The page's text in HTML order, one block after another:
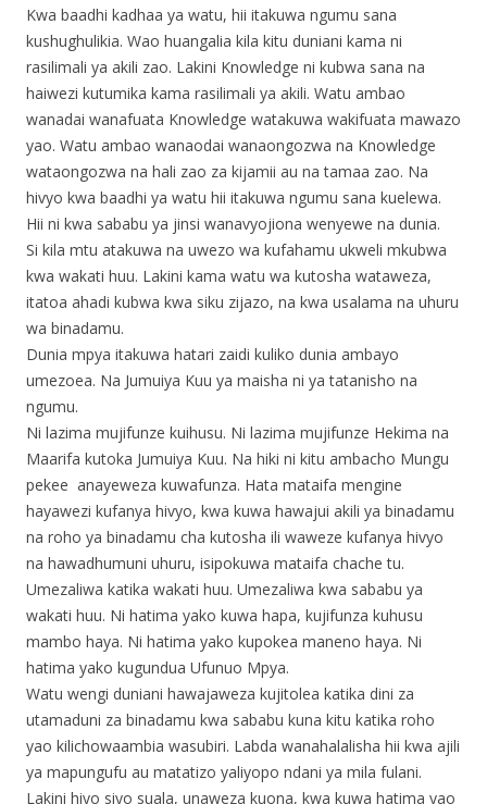
Kwa baadhi kadhaa ya watu, hii itakuwa ngumu sana
kushughulikia. Wao huangalia kila kitu duniani kama ni
rasilimali ya akili zao. Lakini Knowledge ni kubwa sana na
haiwezi kutumika kama rasilimali ya akili. Watu ambao
wanadai wanafuata Knowledge watakuwa wakifuata mawazo
yao. Watu ambao wanaodai wanaongozwa na Knowledge
wataongozwa na hali zao za kijamii au na tamaa zao. Na
hivyo kwa baadhi ya watu hii itakuwa ngumu sana kuelewa.
Hii ni kwa sababu ya jinsi wanavyojiona wenyewe na dunia.
Si kila mtu atakuwa na uwezo wa kufahamu ukweli mkubwa
kwa wakati huu. Lakini kama watu wa kutosha wataweza,
itatoa ahadi kubwa kwa siku zijazo, na kwa usalama na uhuru
wa binadamu.
Dunia mpya itakuwa hatari zaidi kuliko dunia ambayo
umezoea. Na Jumuiya Kuu ya maisha ni ya tatanisho na
ngumu.
Ni lazima mujifunze kuihusu. Ni lazima mujifunze Hekima na
Maarifa kutoka Jumuiya Kuu. Na hiki ni kitu ambacho Mungu
pekee anayeweza kuwafunza. Hata mataifa mengine
hayawezi kufanya hivyo, kwa kuwa hawajui akili ya binadamu
na roho ya binadamu cha kutosha ili waweze kufanya hivyo
na hawadhumuni uhuru, isipokuwa mataifa chache tu.
Umezaliwa katika wakati huu. Umezaliwa kwa sababu ya
wakati huu. Ni hatima yako kuwa hapa, kujifunza kuhusu
mambo haya. Ni hatima yako kupokea maneno haya. Ni
hatima yako kugundua Ufunuo Mpya.
Watu wengi duniani hawajaweza kujitolea katika dini za
utamaduni za binadamu kwa sababu kuna kitu katika roho
yao kilichowaambia wasubiri. Labda wanahalalisha hii kwa ajili
ya mapungufu au matatizo yaliyopo ndani ya mila fulani.
Lakini hiyo siyo suala, unaweza kuona, kwa kuwa hatima yao